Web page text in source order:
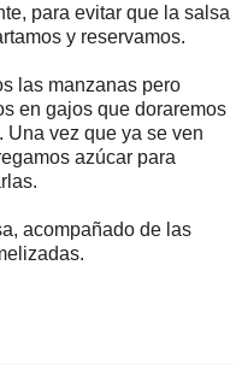
para evitar que la salsa
y reservamos.
las manzanas pero
en gajos que doraremos
Una vez que ya se ven
azúcar para
acompañado de las